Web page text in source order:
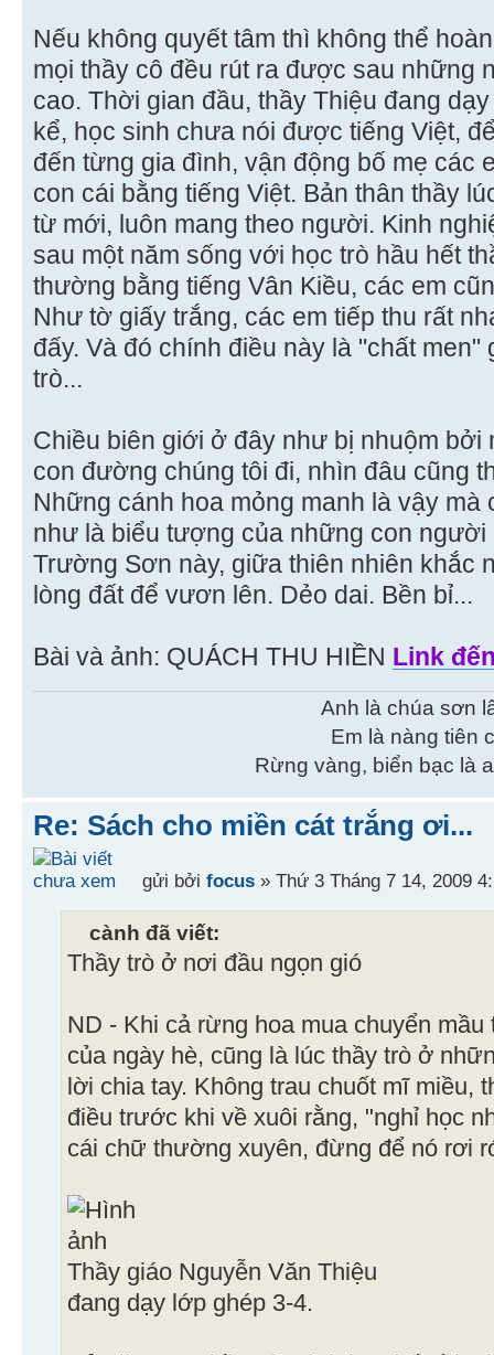
Nếu không quyết tâm thì không thể
mọi thầy cô đều rút ra được sau những
cao. Thời gian đầu, thầy Thiệu đang
kể, học sinh chưa nói được tiếng Việt,
đến từng gia đình, vận động bố mẹ các
con cái bằng tiếng Việt. Bản thân thầy
từ mới, luôn mang theo người. Kinh
sau một năm sống với học trò hầu hết
thường bằng tiếng Vân Kiều, các em
Như tờ giấy trắng, các em tiếp thu rất
đấy. Và đó chính điều này là "chất
trò...
Chiều biên giới ở đây như bị nhuộm bởi
con đường chúng tôi đi, nhìn đâu cũng
Những cánh hoa mỏng manh là vậy mà
như là biểu tượng của những con
Trường Sơn này, giữa thiên nhiên khắc
lòng đất để vươn lên. Dẻo dai. Bền bỉ...
Bài và ảnh: QUÁCH THU HIỀN Link
Anh là chúa sơn
Em là nàng tiên
Rừng vàng, biển bạc là
Re: Sách cho miền cát trắng ơi...
gửi bởi focus » Thứ 3 Tháng 7 14, 2009
cành đã viết:
Thầy trò ở nơi đầu ngọn gió
ND - Khi cả rừng hoa mua chuyển
của ngày hè, cũng là lúc thầy trò ở
lời chia tay. Không trau chuốt mĩ miều,
điều trước khi về xuôi rằng, "nghỉ học
cái chữ thường xuyên, đừng để nó rơi
Thầy giáo Nguyễn Văn Thiệu
đang dạy lớp ghép 3-4.